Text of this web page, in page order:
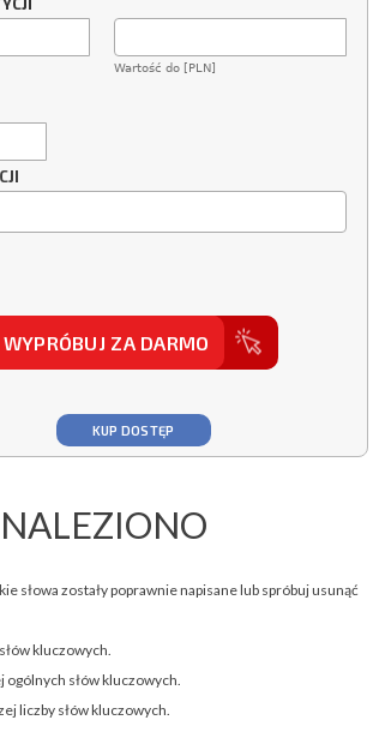
Wartość do [PLN]
WYPRÓBUJ ZA DARMO
KUP DOSTĘP
słowa zostały poprawnie napisane lub spróbuj usunąć
kluczowych.
ogólnych słów kluczowych.
liczby słów kluczowych.